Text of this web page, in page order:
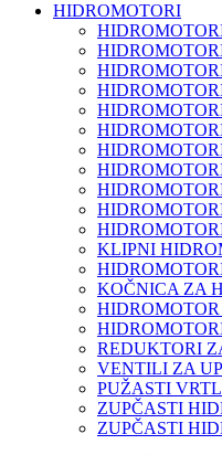
HIDROMOTORI
KLIPNI
KOČNICA ZA
REDUKTORI
VENTILI ZA
PUŽASTI
ZUPČASTI
ZUPČASTI